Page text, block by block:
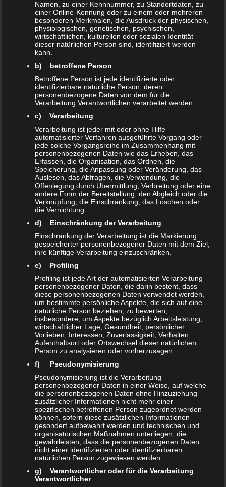
Imagination Encircles the World
28. Oktober 2013
bernd_wilke
Photography,Social Marketing
Keine Kommentare
design,photography,video
Lorem ipsum dolor sit amet, consectetur adipiscing elit.
Morbi sagittis, sem quis lacinia faucibus, orci ipsum
gravida tortor, vel interdum mi sapien ut justo. Nulla
varius consequat magna, id molestie…
Photography is the Science
27. April 2013 bernd_wilke
Photography
Namen, zu einer Kennnummer, zu Standortdaten, zu
einer Online-Kennung oder zu einem oder mehreren
besonderen Merkmalen, die Ausdruck der physischen,
physiologischen, genetischen, psychischen,
wirtschaftlichen, kulturellen oder sozialen Identität
dieser natürlichen Person sind, identifiziert werden
kann.
b) betroffene Person
Betroffene Person ist jede identifizierte oder
identifizierbare natürliche Person, deren
personenbezogene Daten von dem für die
Verarbeitung Verantwortlichen verarbeitet werden.
c) Verarbeitung
Verarbeitung ist jeder mit oder ohne Hilfe
automatisierter Verfahren ausgeführte Vorgang oder
jede solche Vorgangsreihe im Zusammenhang mit
personenbezogenen Daten wie das Erheben, das
Erfassen, die Organisation, das Ordnen, die
Speicherung, die Anpassung oder Veränderung, das
Auslesen, das Abfragen, die Verwendung, die
Offenlegung durch Übermittlung, Verbreitung oder eine
andere Form der Bereitstellung, den Abgleich oder die
Verknüpfung, die Einschränkung, das Löschen oder
die Vernichtung.
d) Einschränkung der Verarbeitung
Einschränkung der Verarbeitung ist die Markierung
gespeicherter personenbezogener Daten mit dem Ziel,
ihre künftige Verarbeitung einzuschränken.
e) Profiling
Profiling ist jede Art der automatisierten Verarbeitung
personenbezogener Daten, die darin besteht, dass
diese personenbezogenen Daten verwendet werden,
um bestimmte persönliche Aspekte, die sich auf eine
natürliche Person beziehen, zu bewerten,
insbesondere, um Aspekte bezüglich Arbeitsleistung,
wirtschaftlicher Lage, Gesundheit, persönlicher
Vorlieben, Interessen, Zuverlässigkeit, Verhalten,
Aufenthaltsort oder Ortswechsel dieser natürlichen
Person zu analysieren oder vorherzusagen.
f) Pseudonymisierung
Pseudonymisierung ist die Verarbeitung
personenbezogener Daten in einer Weise, auf welche
die personenbezogenen Daten ohne Hinzuziehung
zusätzlicher Informationen nicht mehr einer
spezifischen betroffenen Person zugeordnet werden
können, sofern diese zusätzlichen Informationen
gesondert aufbewahrt werden und technischen und
organisatorischen Maßnahmen unterliegen, die
gewährleisten, dass die personenbezogenen Daten
nicht einer identifizierten oder identifizierbaren
natürlichen Person zugewiesen werden.
g) Verantwortlicher oder für die Verarbeitung
Verantwortlicher